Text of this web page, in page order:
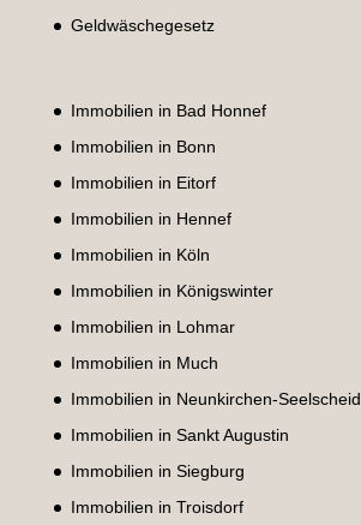
Geldwäschegesetz
Immobilien in Bad Honnef
Immobilien in Bonn
Immobilien in Eitorf
Immobilien in Hennef
Immobilien in Köln
Immobilien in Königswinter
Immobilien in Lohmar
Immobilien in Much
Immobilien in Neunkirchen-Seelscheid
Immobilien in Sankt Augustin
Immobilien in Siegburg
Immobilien in Troisdorf